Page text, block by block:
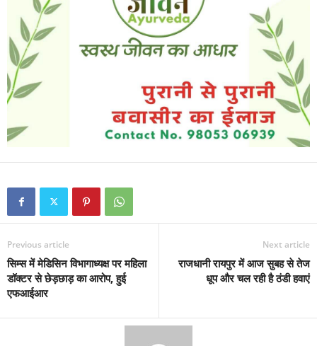
Previous article
सिम्स में मेडिसिन विभागाध्यक्ष पर महिला
डॉक्टर से छेड़छाड़ का आरोप, हुई
एफआईआर
Next article
राजधानी रायपुर में आज सुबह से तेज
धूप और चल रही है ठंडी हवाएं